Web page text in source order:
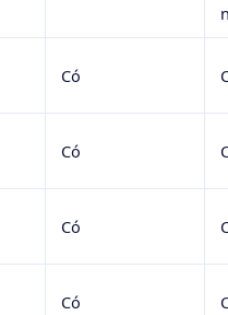
Có
Có
Có
Có